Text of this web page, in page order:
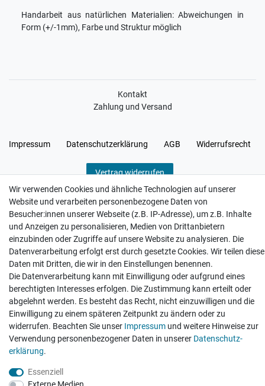
Handarbeit aus natürlichen Materialien: Abweichungen in
Form (+/-1mm), Farbe und Struktur möglich
Kontakt
Zahlung und Versand
Impressum Daten­schutz­erklärung AGB Widerrufs­recht
Vertrag widerrufen
Hatte etwas bestellt was fehlerhaft versendet
wurde. Mein Anliegen habe ich mitgeteilt und sofort
Er...
Datum der Veröffentlichung: 17.07.2026
Datum der Kauferfahrung: 10.07.2026
Wir verwenden Cookies und ähnliche Technologien auf unserer
Website und verarbeiten personenbezogene Daten von
Besucher:innen unserer Webseite (z.B. IP-Adresse), um z.B. Inhalte
und Anzeigen zu personalisieren, Medien von Drittanbietern
einzubinden oder Zugriffe auf unsere Website zu analysieren. Die
Datenverarbeitung erfolgt erst durch gesetzte Cookies. Wir teilen diese
Daten mit Dritten, die wir in den Einstellungen benennen.
Die Datenverarbeitung kann mit Einwilligung oder aufgrund eines
berechtigten Interesses erfolgen. Die Zustimmung kann erteilt oder
abgelehnt werden. Es besteht das Recht, nicht einzuwilligen und die
Einwilligung zu einem späteren Zeitpunkt zu ändern oder zu
widerrufen. Beachten Sie unser Impressum und weitere Hinweise zur
Verwendung personenbezogener Daten in unserer Daten­schutz­
erklärung.
Essenziell